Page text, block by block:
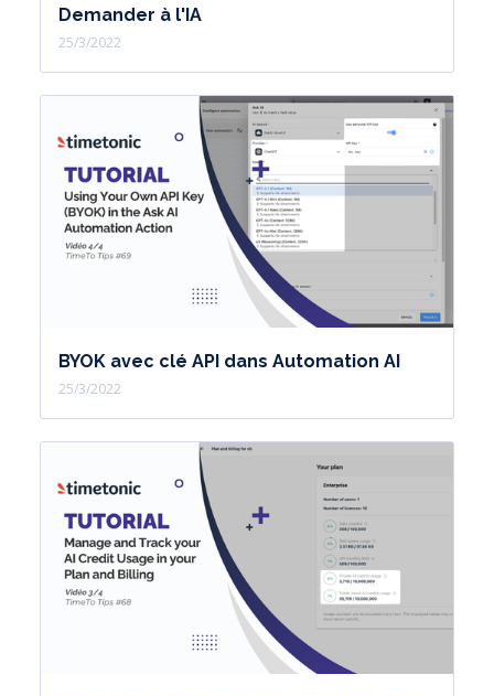
Demander à l'IA
25/3/2022
BYOK avec clé API dans Automation AI
25/3/2022